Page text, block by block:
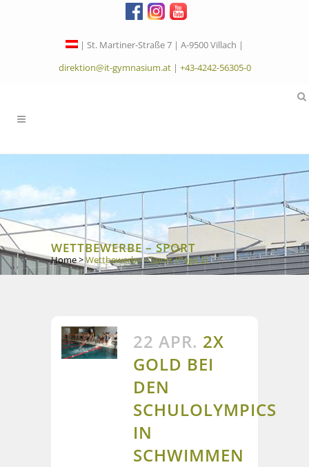
| St. Martiner-Straße 7 | A-9500 Villach |
direktion@it-gymnasium.at| +43-4242-56305-0
WETTBEWERBE – SPORT
Home>Wettbewerbe – Sport(Page 2)
22 APR. 2X
GOLD BEI
DEN
SCHULOLYMPICS
IN
SCHWIMMEN